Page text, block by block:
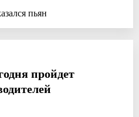
пьян
пройдет